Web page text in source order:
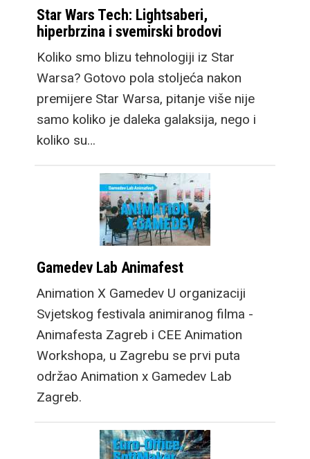
Star Wars Tech: Lightsaberi,
hiperbrzina i svemirski brodovi
Koliko smo blizu tehnologiji iz Star
Warsa? Gotovo pola stoljeća nakon
premijere Star Warsa, pitanje više nije
samo koliko je daleka galaksija, nego i
koliko su…
Gamedev Lab Animafest
Animation X Gamedev U organizaciji
Svjetskog festivala animiranog filma -
Animafesta Zagreb i CEE Animation
Workshopa, u Zagrebu se prvi puta
održao Animation x Gamedev Lab
Zagreb.